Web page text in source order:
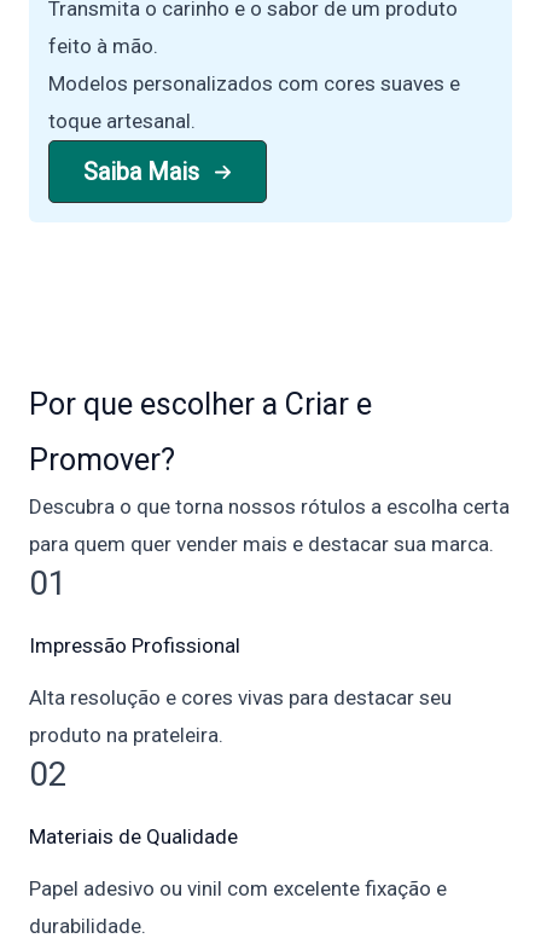
Transmita o carinho e o sabor de um produto
feito à mão.
Modelos personalizados com cores suaves e
toque artesanal.
Saiba Mais
Por que escolher a Criar e
Promover?
Descubra o que torna nossos rótulos a escolha certa
para quem quer vender mais e destacar sua marca.
01
Impressão Profissional
Alta resolução e cores vivas para destacar seu
produto na prateleira.
02
Materiais de Qualidade
Papel adesivo ou vinil com excelente fixação e
durabilidade.